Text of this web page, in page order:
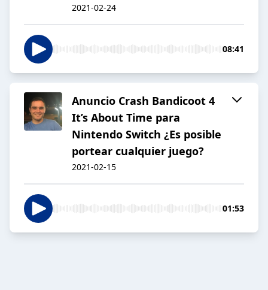
2021-02-24
08:41
Anuncio Crash Bandicoot 4
It’s About Time para
Nintendo Switch ¿Es posible
portear cualquier juego?
2021-02-15
01:53